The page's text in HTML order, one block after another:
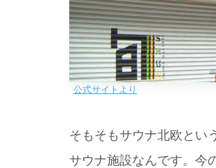
公式サイトより
そもそもサウナ北欧とい
サウナ施設なんです。今